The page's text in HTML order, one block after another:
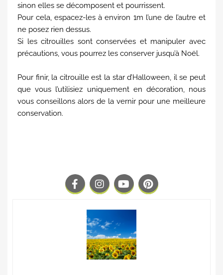
sinon elles se décomposent et pourrissent.
Pour cela, espacez-les à environ 1m l’une de l’autre et
ne posez rien dessus.
Si les citrouilles sont conservées et manipuler avec
précautions, vous pourrez les conserver jusqu’à Noël.
Pour finir, la citrouille est la star d’Halloween, il se peut
que vous l’utilisiez uniquement en décoration, nous
vous conseillons alors de la vernir pour une meilleure
conservation.